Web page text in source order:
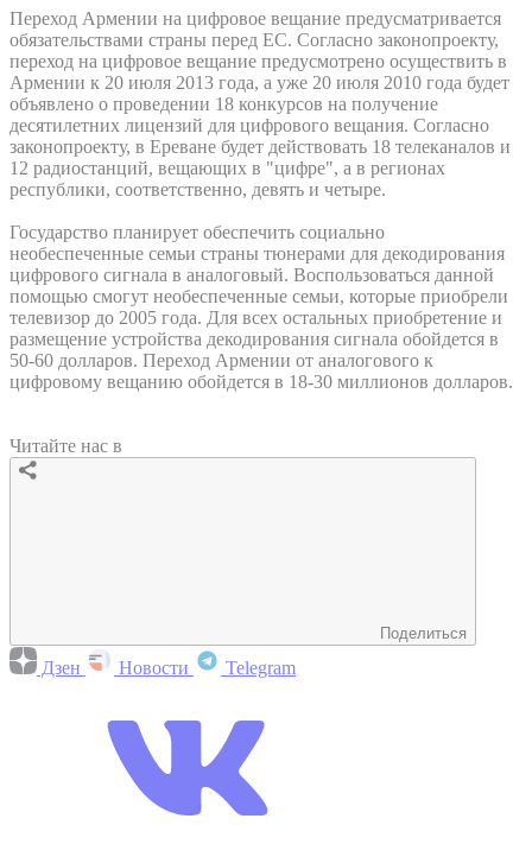
Переход Армении на цифровое вещание предусматривается
обязательствами страны перед ЕС. Согласно законопроекту,
переход на цифровое вещание предусмотрено осуществить в
Армении к 20 июля 2013 года, а уже 20 июля 2010 года будет
объявлено о проведении 18 конкурсов на получение
десятилетних лицензий для цифрового вещания. Согласно
законопроекту, в Ереване будет действовать 18 телеканалов и
12 радиостанций, вещающих в "цифре", а в регионах
республики, соответственно, девять и четыре.
Государство планирует обеспечить социально
необеспеченные семьи страны тюнерами для декодирования
цифрового сигнала в аналоговый. Воспользоваться данной
помощью смогут необеспеченные семьи, которые приобрели
телевизор до 2005 года. Для всех остальных приобретение и
размещение устройства декодирования сигнала обойдется в
50-60 долларов. Переход Армении от аналогового к
цифровому вещанию обойдется в 18-30 миллионов долларов.
Читайте нас в
Поделиться
Дзен Новости Telegram